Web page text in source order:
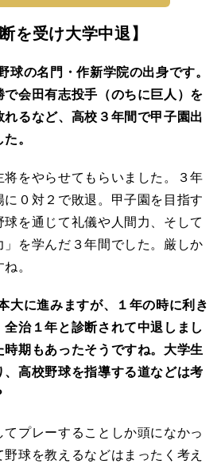
を受け大学中退】
の名門・作新学院の出身です。
で会田有志投手（のちに巨人）を
るなど、高校３年間で甲子園出
。
をやらせてもらいました。３年
０対２で敗退。甲子園を目指す
を通じて礼儀や人間力、そして
」を学んだ３年間でした。厳しか
。
に進みますが、１年の時に利き
治１年と診断されて中退しまし
期もあったそうですね。大学生
高校野球を指導する道などは考
プレーすることしか頭になかっ
球を教えるなどはまったく考え